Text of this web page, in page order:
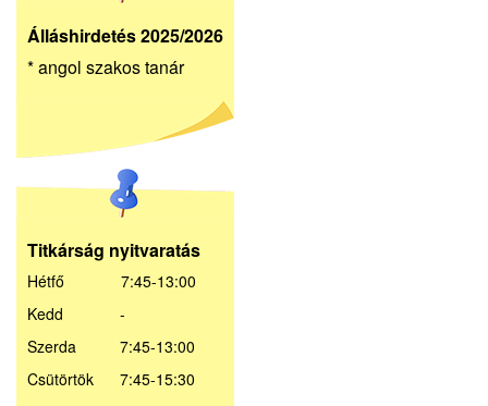
Álláshirdetés 2025/2026
* angol szakos tanár
Titkárság nyitvaratás
Hétfő 7:45-13:00
Kedd -
Szerda 7:45-13:00
Csütörtök 7:45-15:30